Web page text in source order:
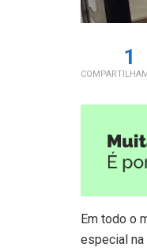
1
Em todo o
especial na